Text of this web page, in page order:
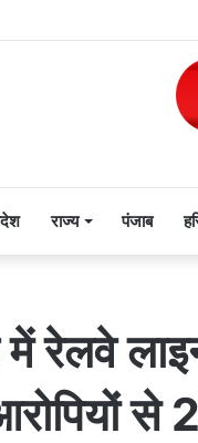
राज्य पंजाब
में रेलवे
से